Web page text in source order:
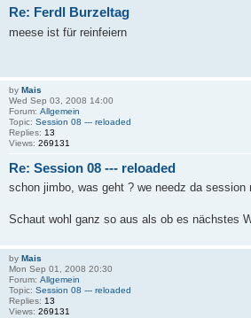
Re: Ferdl Burzeltag
meese ist für reinfeiern
by Mais
Wed Sep 03, 2008 14:00
Forum: Allgemein
Topic: Session 08 --- reloaded
Replies: 13
Views: 269131
Re: Session 08 --- reloaded
schon jimbo, was geht ? we needz da session
Schaut wohl ganz so aus als ob es nächstes
by Mais
Mon Sep 01, 2008 20:30
Forum: Allgemein
Topic: Session 08 --- reloaded
Replies: 13
Views: 269131